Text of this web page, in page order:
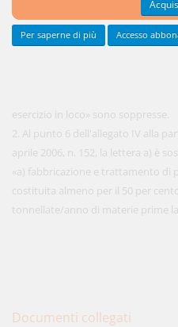
esercizio in loco» sono soppresse.
2. Al punto 6 dell'allegato IV alla
aprile 2006, n. 152, la lettera a) è
«a) fabbricazione e trattamento
costituita almeno per il 50 per
tonnellate/anno di materie prime
Documenti collegati
Per saperne di più Accesso